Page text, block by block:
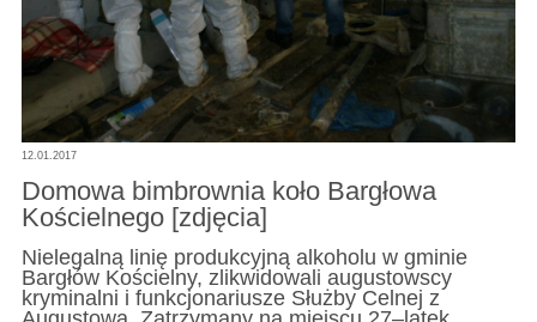
12.01.2017
Domowa bimbrownia koło Bargłowa
Kościelnego [zdjęcia]
Nielegalną linię produkcyjną alkoholu w gminie
Bargłów Kościelny, zlikwidowali augustowscy
kryminalni i funkcjonariusze Służby Celnej z